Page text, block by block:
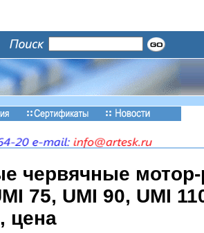
червячные
75, UMI 90, UMI
цена